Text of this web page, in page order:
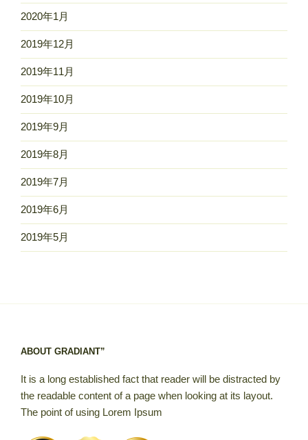
2020年1月
2019年12月
2019年11月
2019年10月
2019年9月
2019年8月
2019年7月
2019年6月
2019年5月
ABOUT GRADIANT”
It is a long established fact that reader will be distracted by
the readable content of a page when looking at its layout.
The point of using Lorem Ipsum